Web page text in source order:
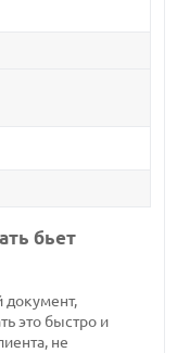
бьет
документ,
это быстро и
не